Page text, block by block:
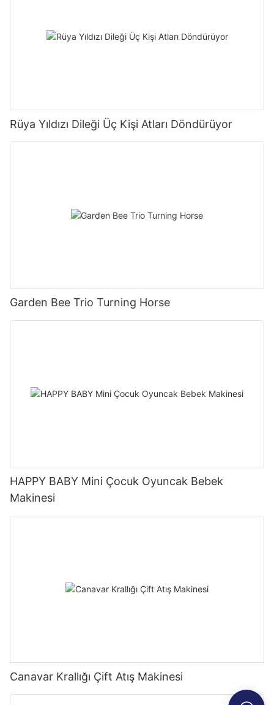
Rüya Yıldızı Dileği Üç Kişi Atları Döndürüyor
Garden Bee Trio Turning Horse
HAPPY BABY Mini Çocuk Oyuncak Bebek
Makinesi
Canavar Krallığı Çift Atış Makinesi